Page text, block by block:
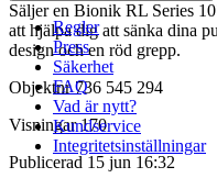
Säljer en Bionik RL Series
att hjälpa dig att sänka dina
design och en röd grepp.
Objektnr 736 545 294
Visningar 170
Publicerad 15 jun 16:32
Regler
Press
Säkerhet
FAQ
Vad är nytt?
Kundservice
Integritetsinställningar